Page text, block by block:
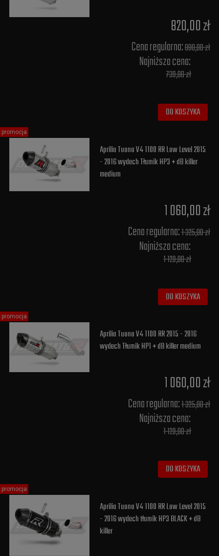
820,00 zł
Cena regularna:880,00 zł
Najniższa cena:
739,00 zł
DO KOSZYKA
Aprilia Tuono V4 1100 RR Low Level 2015
- 2016 wydech Tłumik HP3 + dB killer
medium
1 060,00 zł
Cena regularna:1 325,00 zł
Najniższa cena:
1 129,00 zł
DO KOSZYKA
promocja
Aprilia Tuono V4 1100 RR 2015 - 2016
wydech Tłumik HP1 + dB killer medium
1 060,00 zł
Cena regularna:1 325,00 zł
Najniższa cena:
1 129,00 zł
DO KOSZYKA
promocja
Aprilia Tuono V4 1100 RR Low Level 2015
- 2016 wydech tłumik HP3 BLACK + dB
killer
promocja